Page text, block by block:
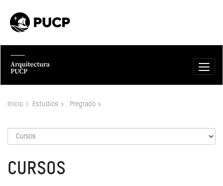
Inicio Estudios Pregrado
CURSOS